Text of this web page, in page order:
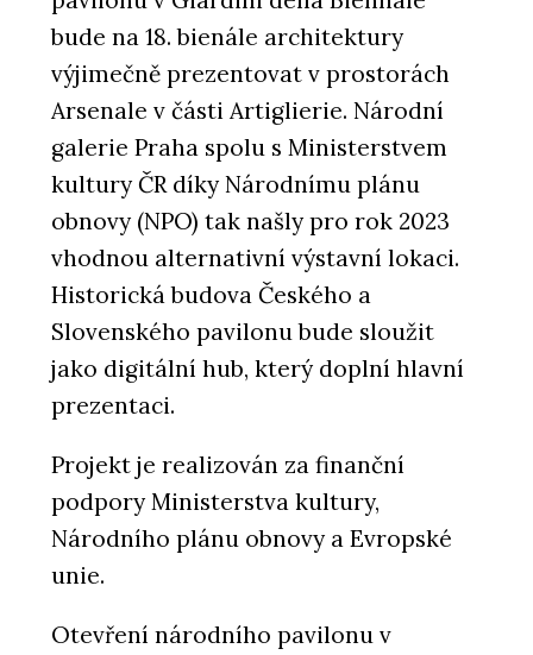
bude na 18. bienále architektury
výjimečně prezentovat v prostorách
Arsenale v části Artiglierie. Národní
galerie Praha spolu s Ministerstvem
kultury ČR díky Národnímu plánu
obnovy (NPO) tak našly pro rok 2023
vhodnou alternativní výstavní lokaci.
Historická budova Českého a
Slovenského pavilonu bude sloužit
jako digitální hub, který doplní hlavní
prezentaci.
Projekt je realizován za finanční
podpory Ministerstva kultury,
Národního plánu obnovy a Evropské
unie.
Otevření národního pavilonu v